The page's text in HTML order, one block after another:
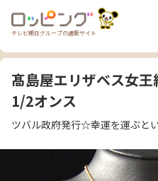
テレビ朝日グループの通販サイト
髙島屋エリザベス女
1/2オンス
ツバル政府発行☆幸運を運ぶと